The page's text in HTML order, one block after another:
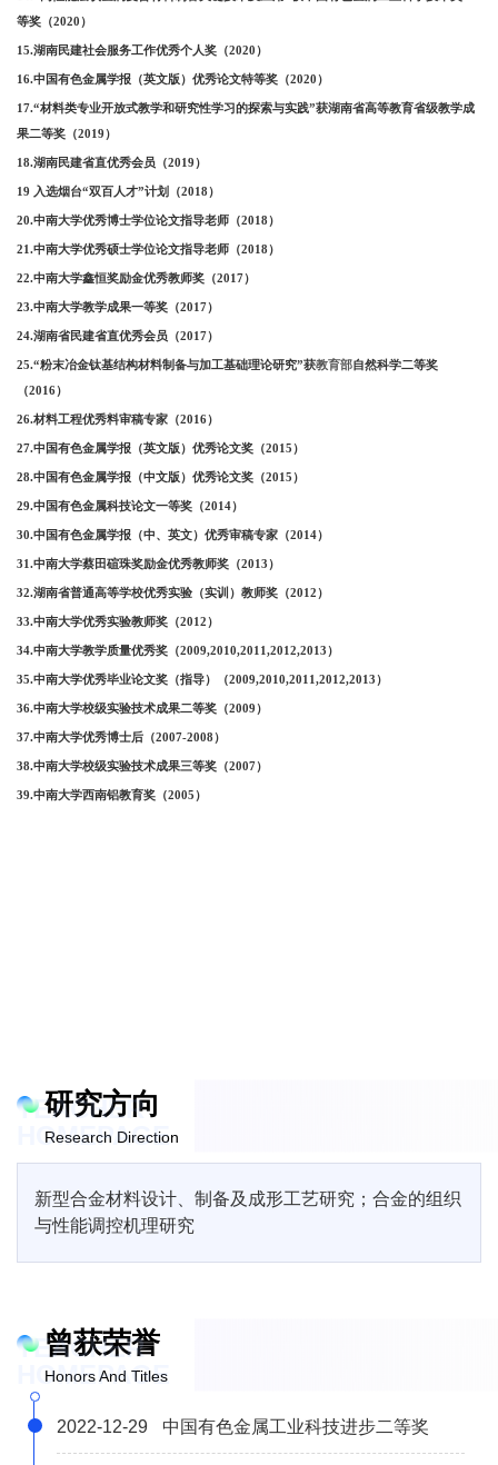
等奖（2020）
15.湖南民建社会服务工作优秀个人奖（2020）
16.中国有色金属学报（英文版）优秀论文特等奖（2020）
17.“材料类专业开放式教学和研究性学习的探索与实践”获湖南省高等教育省级教学成
果二等奖（2019）
18.湖南民建省直优秀会员（2019）
19 入选烟台“双百人才”计划（2018）
20.中南大学优秀博士学位论文指导老师（2018）
21.中南大学优秀硕士学位论文指导老师（2018）
22.中南大学鑫恒奖励金优秀教师奖（2017）
23.中南大学教学成果一等奖（2017）
24.湖南省民建省直优秀会员（2017）
25.“粉末冶金钛基结构材料制备与加工基础理论研究”获教育部自然科学二等奖
（2016）
26.材料工程优秀料审稿专家（2016）
27.中国有色金属学报（英文版）优秀论文奖（2015）
28.中国有色金属学报（中文版）优秀论文奖（2015）
29.中国有色金属科技论文一等奖（2014）
30.中国有色金属学报（中、英文）优秀审稿专家（2014）
31.中南大学蔡田碹珠奖励金优秀教师奖（2013）
32.湖南省普通高等学校优秀实验（实训）教师奖（2012）
33.中南大学优秀实验教师奖（2012）
34.中南大学教学质量优秀奖（2009,2010,2011,2012,2013）
35.中南大学优秀毕业论文奖（指导）（2009,2010,2011,2012,2013）
36.中南大学校级实验技术成果二等奖（2009）
37.中南大学优秀博士后（2007-2008）
38.中南大学校级实验技术成果三等奖（2007）
39.中南大学西南铝教育奖（2005）
研究方向
Research Direction
TEACHER
HOMEPAGE
新型合金材料设计、制备及成形工艺研究；合金的组织
与性能调控机理研究
曾获荣誉
Honors And Titles
TEACHER
HOMEPAGE
中国有色金属工业科技进步二等奖
2022-12-29